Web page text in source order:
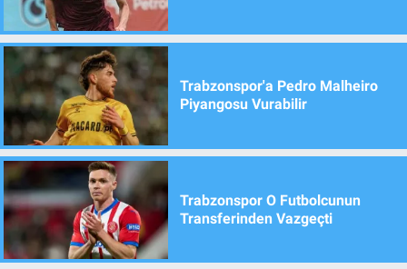
Trabzonspor'a Pedro Malheiro
Piyangosu Vurabilir
Trabzonspor O Futbolcunun
Transferinden Vazgeçti